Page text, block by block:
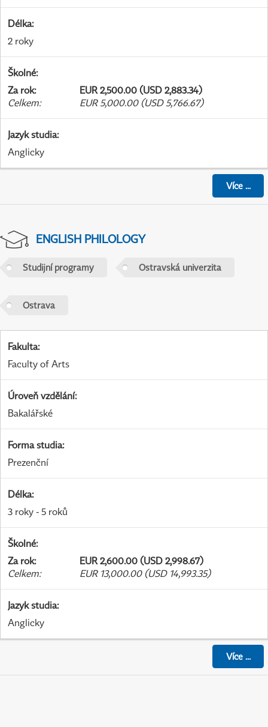
Délka:
2 roky
Školné:
Za rok:
EUR 2,500.00 (USD 2,883.34)
Celkem: EUR 5,000.00 (USD 5,766.67)
Jazyk studia:
Anglicky
Více...
ENGLISH PHILOLOGY
Studijní programy Ostravská univerzita
Ostrava
Fakulta:
Faculty of Arts
Úroveň vzdělání:
Bakalářské
Forma studia:
Prezenční
Délka:
3 roky - 5 roků
Školné:
Za rok:
EUR 2,600.00 (USD 2,998.67)
Celkem: EUR 13,000.00 (USD 14,993.35)
Jazyk studia:
Anglicky
Více...